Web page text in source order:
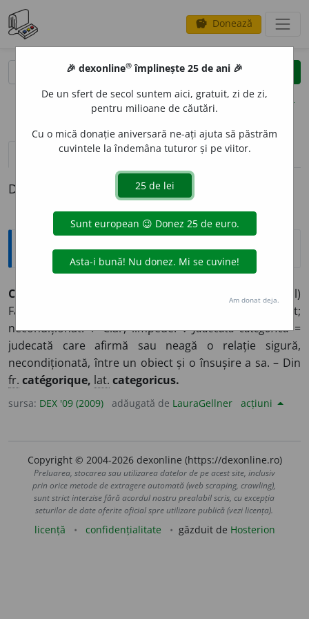
savings Donează
clear
opțiuni
definiții (1) pronunțievolume_up (50)
Definiția cu ID-ul 842362:
Explicative DEX
CATEG
(Adesea adverbial)
Fără condiții sau alternative; precis, hotărât;
necondiționat. ♦ Clar, limpede. ◊Judecată categorică=
judecată care afirmă sau neagă o relație sigură,
necondiționată, între un obiect și o însușire a sa. – Din
fr. catégorique, lat. categoricus.
sursa: DEX '09 (2009) adăugată de LauraGellner acțiuni
Copyright © 2004-2026 dexonline (https://dexonline.ro)
Preluarea, stocarea sau utilizarea datelor de pe acest site, inclusiv
prin orice metode de extragere automată (web scraping, crawling),
sunt strict interzise fără acordul nostru prealabil scris, cu excepția
seturilor de date oferite oficial spre utilizare publică (vezi licența).
licență confidențialitate găzduit de Hosterion
🎉 dexonline® împlinește 25 de ani 🎉
De un sfert de secol suntem aici, gratuit, zi de zi,
pentru milioane de căutări.
Cu o mică donație aniversară ne-ați ajuta să păstrăm
cuvintele la îndemâna tuturor și pe viitor.
Am donat deja.